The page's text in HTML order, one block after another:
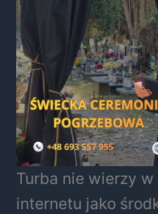
Turba nie wierzy
internetu jako